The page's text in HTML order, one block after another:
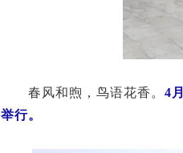
春风和煦，鸟语花香。 4
举行。